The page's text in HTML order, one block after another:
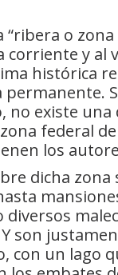
“ribera o
corriente y al
histórica
no existe
federal
los
dicha
son
con un lago